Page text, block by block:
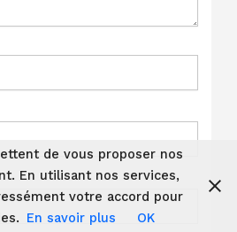
de vous proposer nos
En utilisant nos services,
votre accord pour
En savoir plus OK